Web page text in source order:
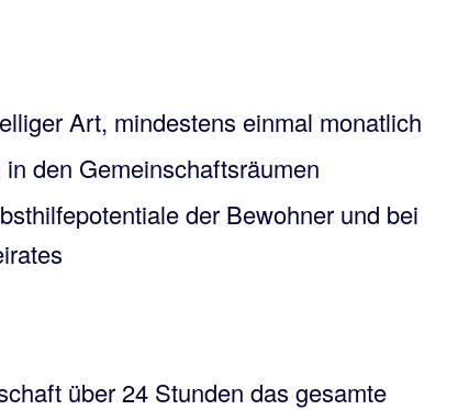
Art, mindestens einmal monatlich
den Gemeinschaftsräumen
der Bewohner und bei
über 24 Stunden das gesamte